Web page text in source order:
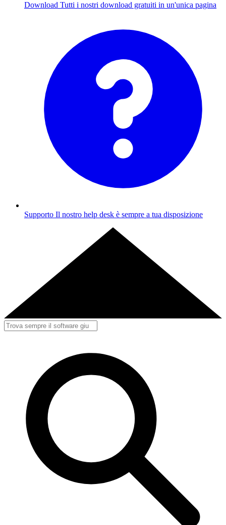
Download Tutti i nostri download gratuiti in un'unica pagina
Supporto Il nostro help desk è sempre a tua disposizione